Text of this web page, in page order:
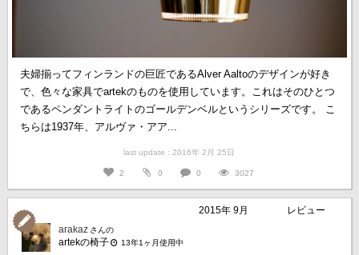
夫婦揃ってフィンランドの巨匠であるAlver Aaltoのデザインが好き
で、色々な家具でartekのものを使用しています。これはそのひとつ
であるペンダントライトのゴールデンベルというシリーズです。 こ
ちらは1937年、アルヴァ・アア...
last update : 2016年 2月 25日
2 0 0 3027
2015年 9月
レビュー
arakaz さんの
artekの椅子 13年1ヶ月使用中